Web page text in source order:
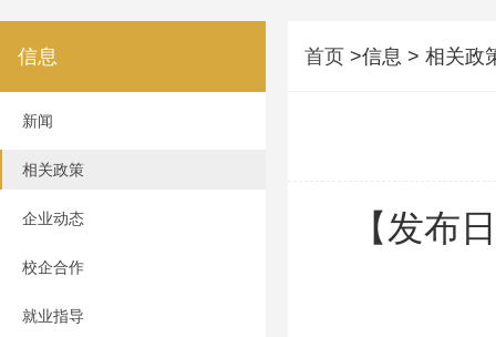
信息
新闻
相关政策
企业动态
校企合作
就业指导
首页 >信息 > 相关政
【发布